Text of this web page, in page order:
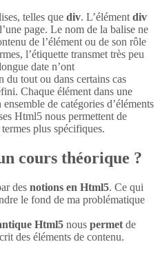
telles que div. L’élément div
page. Le nom de la balise ne
de l’élément ou de son rôle
l’étiquette transmet très peu
date n’ont
du tout ou dans certains cas
Chaque élément dans une
de catégories d’éléments
Html5 nous permettent de
plus spécifiques.
cours théorique ?
des notions en Html5. Ce qui
le fond de ma problématique
Html5 nous permet de
des éléments de contenu.